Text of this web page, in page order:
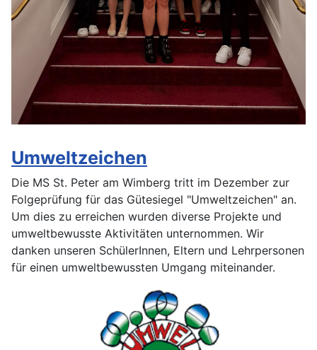
Umweltzeichen
Die MS St. Peter am Wimberg tritt im Dezember zur
Folgeprüfung für das Gütesiegel "Umweltzeichen" an.
Um dies zu erreichen wurden diverse Projekte und
umweltbewusste Aktivitäten unternommen. Wir
danken unseren SchülerInnen, Eltern und Lehrpersonen
für einen umweltbewussten Umgang miteinander.